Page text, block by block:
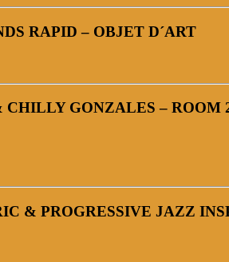
RAPID – OBJET D´ART
GONZALES – ROOM
& PROGRESSIVE JAZZ